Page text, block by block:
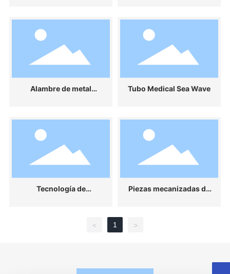
Alambre de metal
Tubo Medical Sea Wave
Tecnología de
Piezas mecanizadas de
< 1 >